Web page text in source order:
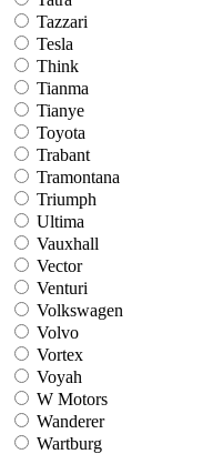
Tazzari
Tesla
Think
Tianma
Tianye
Toyota
Trabant
Tramontana
Triumph
Ultima
Vauxhall
Vector
Venturi
Volkswagen
Volvo
Vortex
Voyah
W Motors
Wanderer
Wartburg